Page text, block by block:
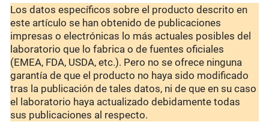
Los datos específicos sobre el producto descrito en
este artículo se han obtenido de publicaciones
impresas o electrónicas lo más actuales posibles del
laboratorio que lo fabrica o de fuentes oficiales
(EMEA, FDA, USDA, etc.). Pero no se ofrece ninguna
garantía de que el producto no haya sido modificado
tras la publicación de tales datos, ni de que en su caso
el laboratorio haya actualizado debidamente todas
sus publicaciones al respecto.